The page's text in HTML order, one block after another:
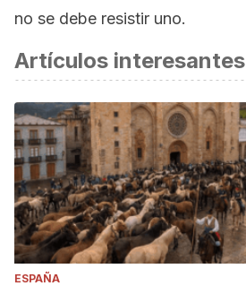
no se debe resistir uno.
Artículos interesantes
ESPAÑA